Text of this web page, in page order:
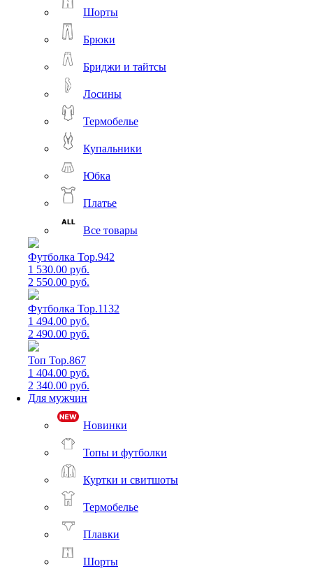
Шорты
Брюки
Бриджи и тайтсы
Лосины
Термобелье
Купальники
Юбка
Платье
Все товары
Футболка Top.942
1 530.00 руб.
2 550.00 руб.
Футболка Top.1132
1 494.00 руб.
2 490.00 руб.
Топ Top.867
1 404.00 руб.
2 340.00 руб.
Для мужчин
Новинки
Топы и футболки
Куртки и свитшоты
Термобелье
Плавки
Шорты